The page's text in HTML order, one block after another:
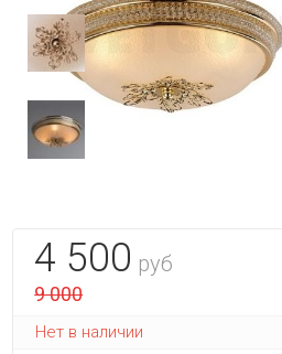
Мебель
4 500 руб
9 000
Нет в наличии